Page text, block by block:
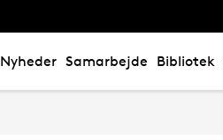
Nyheder Samarbejde Bibliotek